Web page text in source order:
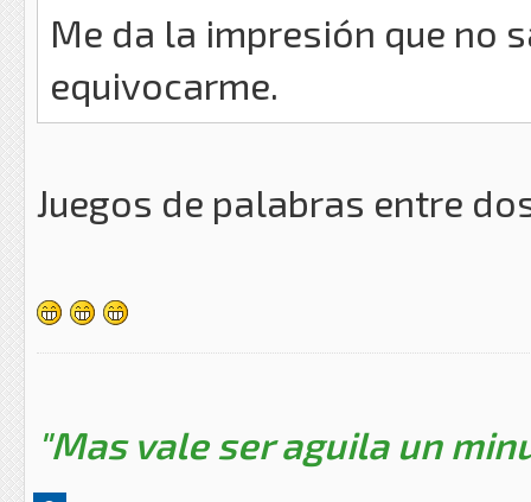
Me da la impresión que no
equivocarme.
Juegos de palabras entre
"Mas vale ser aguila un